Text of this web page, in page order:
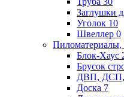
Заглушки
Уголок 10
Швеллер 0
Пиломатериалы,
Блок-Хаус
Брусок
ДВП,
Доска 7